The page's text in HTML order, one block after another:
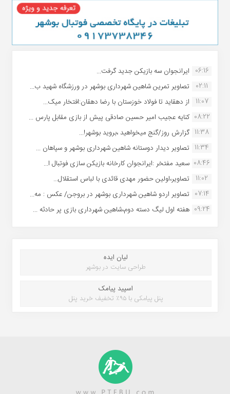
06:16 ایرانجوان سه بازیکن جدید گرفت...
02:11
تصاویر تمرین شاهین شهردارى بوشهر در ورزشگاه شهید ب...
11:07
از دهقاید تا فولاد خوزستان با رضا دهقان:افتخار میک...
08:22 کنایه عجیب امیر حسین صادقی پیش از بازی مقابل پارس ...
11:38 گزارش روز/گنج میخواهید ،بروید بوشهر!...
11:34 تصاویر دیدار دوستانه شاهین شهردارى بوشهر و سپاهان ...
08:46 سعید مفتخر :ایرانجوان کارخانه بازیکن سازی فوتبال ا...
11:02
تصاویر،اولین حضور مهدی قائدی با لباس استقلال...
07:14 تصاویر اردو شاهین شهرداری بوشهر در بروجن/ عکس : مه...
09:24 هفته اول لیگ دسته دوم،شاهین شهرداری بازی پر حادثه ...
لیان ایده
طراحی سایت در بوشهر
اسپید پیامک
پنل پیامکی با ۹۵٪ تخفیف خرید پنل